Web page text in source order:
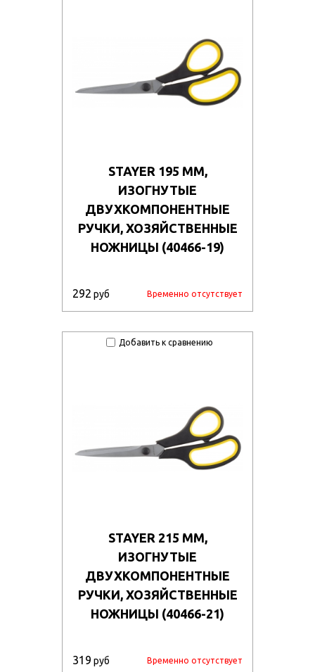
STAYER 195 ММ,
ИЗОГНУТЫЕ
ДВУХКОМПОНЕНТНЫЕ
РУЧКИ, ХОЗЯЙСТВЕННЫЕ
НОЖНИЦЫ (40466-19)
292 руб Временно отсутствует
Добавить к сравнению
STAYER 215 ММ,
ИЗОГНУТЫЕ
ДВУХКОМПОНЕНТНЫЕ
РУЧКИ, ХОЗЯЙСТВЕННЫЕ
НОЖНИЦЫ (40466-21)
319 руб Временно отсутствует